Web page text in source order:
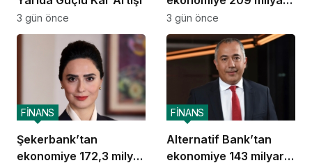
3 gün önce
TL destek
3 gün önce
Şekerbank’tan
ekonomiye 172,3 milyar
FİNANS
Alternatif Bank’tan
ekonomiye 143 milyar
FİNANS